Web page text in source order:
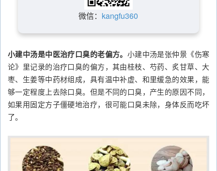
微信： kangfu360
小建中汤是中医治疗口臭的老偏方。 小建中汤是张仲景《伤寒
论》里记录的治疗口臭的偏方，其由桂枝、芍药、炙甘草、大
枣、生姜等中药材组成，具有温中补虚、和里缓急的效果，能
够一定程度上去除口臭。但是不同的口臭，产生的原因不同，
如果用固定方子僵硬地治疗，很可能口臭未除，身体反而吃坏
了。